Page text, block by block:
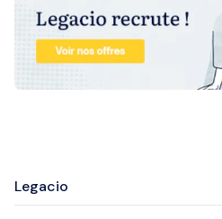
Legacio